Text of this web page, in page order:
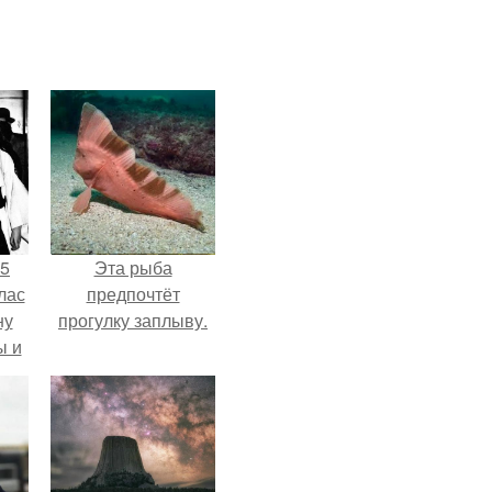
и
Эта рыба
предпочтёт
прогулку заплыву.